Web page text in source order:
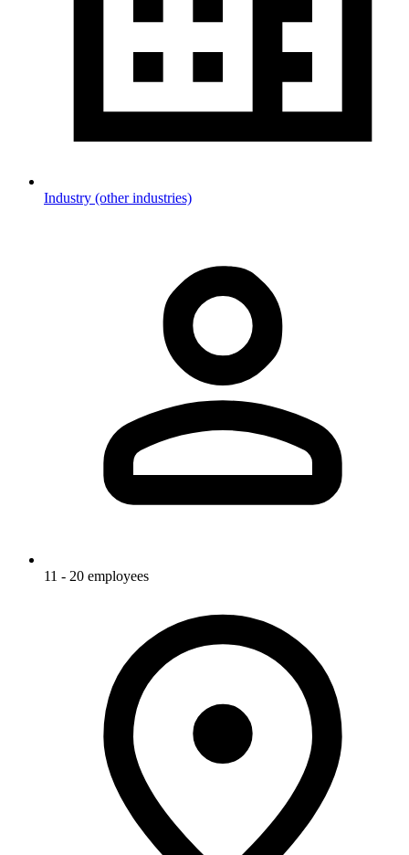
Industry (other industries)
11 - 20 employees